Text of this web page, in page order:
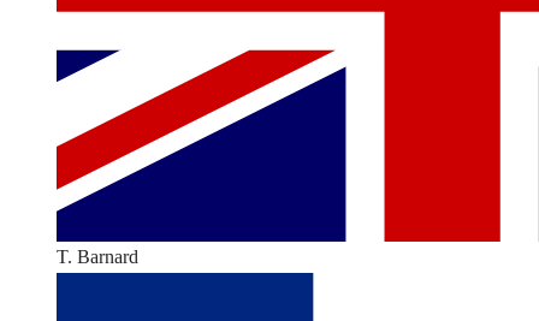
T. Barnard